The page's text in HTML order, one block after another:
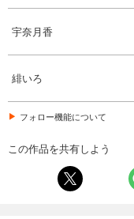
宇奈月香
緋いろ
フォロー機能について
この作品を共有しよう